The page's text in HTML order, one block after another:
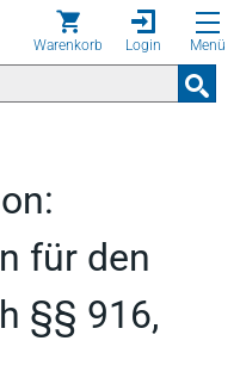
Warenkorb Login Menü
für den
§§ 916,